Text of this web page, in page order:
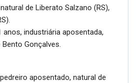
de Liberato Salzano (RS),
anos, industriária aposentada,
Gonçalves.
aposentado, natural de